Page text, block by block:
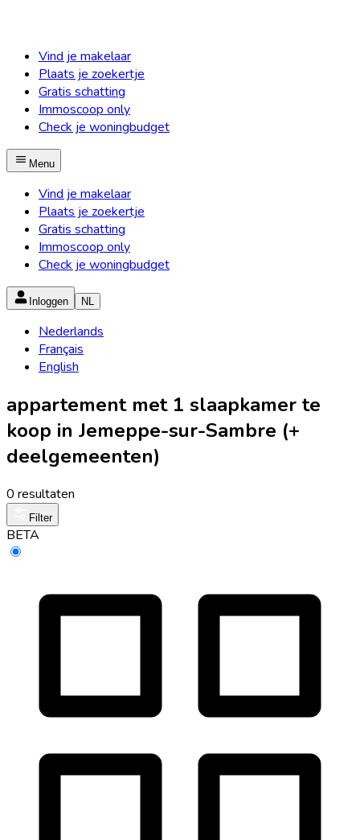
Vind je makelaar
Plaats je zoekertje
Gratis schatting
Immoscoop only
Check je woningbudget
Menu
Vind je makelaar
Plaats je zoekertje
Gratis schatting
Immoscoop only
Check je woningbudget
Inloggen NL
Nederlands
Français
English
appartement met 1 slaapkamer te
koop in Jemeppe-sur-Sambre (+
deelgemeenten)
0 resultaten
Filter
BETA